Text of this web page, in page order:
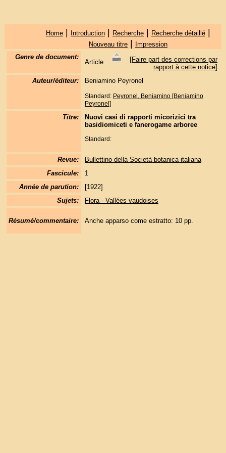
Home| Introduction| Recherche| Recherche détaillé|
Nouveau titre|
Impression
Genre de document:
Article [Faire part des corrections par
rapport à cette notice]
Auteur/éditeur:
Beniamino Peyronel
Standard: Peyronel, Beniamino [Beniamino
Peyronel]
Titre:
Nuovi casi di rapporti micorizici tra
basidiomiceti e fanerogame arboree
Standard:
Revue:
Bullettino della Società botanica italiana
Fascicule:
1
Année de parution:
[1922]
Sujets:
Flora - Vallées vaudoises
Résumé/commentaire: Anche apparso come estratto: 10 pp.